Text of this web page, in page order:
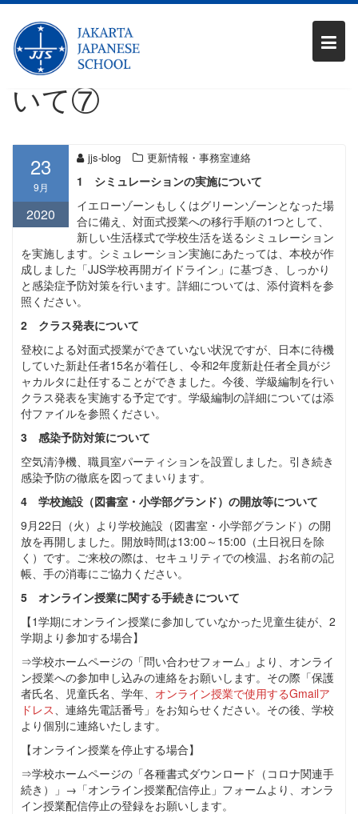
content
新型コロナウイルス感染
症に係る今後の対応につ
いて⑦
23
9月
2020
jjs-blog 更新情報・事務室連絡
1 シミュレーションの実施について
イエローゾーンもしくはグリーンゾーンとなった場
合に備え、対面式授業への移行手順の1つとして、
新しい生活様式で学校生活を送るシミュレーション
を実施します。シミュレーション実施にあたっては、本校が作
成しました「JJS学校再開ガイドライン」に基づき、しっかり
と感染症予防対策を行います。詳細については、添付資料を参
照ください。
2 クラス発表について
登校による対面式授業ができていない状況ですが、日本に待機
していた新赴任者15名が着任し、令和2年度新赴任者全員がジ
ャカルタに赴任することができました。今後、学級編制を行い
クラス発表を実施する予定です。学級編制の詳細については添
付ファイルを参照ください。
3 感染予防対策について
空気清浄機、職員室パーティションを設置しました。引き続き
感染予防の徹底を図ってまいります。
4 学校施設（図書室・小学部グランド）の開放等について
9月22日（火）より学校施設（図書室・小学部グランド）の開
放を再開しました。開放時間は13:00～15:00（土日祝日を除
く）です。ご来校の際は、セキュリティでの検温、お名前の記
帳、手の消毒にご協力ください。
5 オンライン授業に関する手続きについて
【1学期にオンライン授業に参加していなかった児童生徒が、2
学期より参加する場合】
⇒学校ホームページの「問い合わせフォーム」より、オンライ
ン授業への参加申し込みの連絡をお願いします。その際「保護
者氏名、児童氏名、学年、 オンライン授業で使用するGmailア
ドレス、連絡先電話番号」をお知らせください。その後、学校
より個別に連絡いたします。
【オンライン授業を停止する場合】
⇒学校ホームページの「各種書式ダウンロード（コロナ関連手
続き）」→「オンライン授業配信停止」フォームより、オンラ
イン授業配信停止の登録をお願いします。